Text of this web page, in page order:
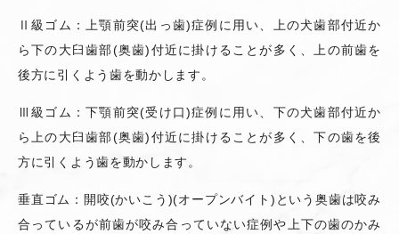
Ⅱ級ゴム：上顎前突(出っ歯)症例に用い、上の犬歯部付近か
ら下の大臼歯部(奥歯)付近に掛けることが多く、上の前歯を
後方に引くよう歯を動かします。
Ⅲ級ゴム：下顎前突(受け口)症例に用い、下の犬歯部付近か
ら上の大臼歯部(奥歯)付近に掛けることが多く、下の歯を後
方に引くよう歯を動かします。
垂直ゴム：開咬(かいこう )(オープンバイト ) という奥歯は咬み
合っているが前歯が咬み合っていない症例や上下の歯のかみ